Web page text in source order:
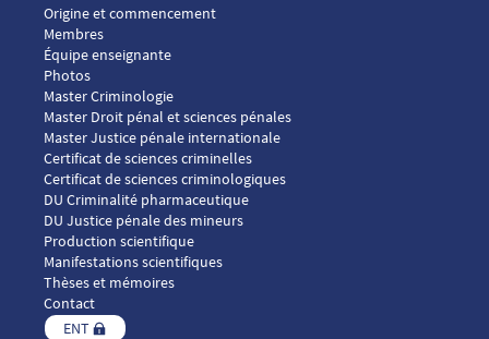
Menu footer ICP 1
Origine et commencement
Membres
Équipe enseignante
Photos
Menu footer ICP 2
Master Criminologie
Master Droit pénal et sciences pénales
Master Justice pénale internationale
Menu footer ICP 3
Certificat de sciences criminelles
Certificat de sciences criminologiques
DU Criminalité pharmaceutique
DU Justice pénale des mineurs
Menu footer ICP 4
Production scientifique
Manifestations scientifiques
Thèses et mémoires
Contact
ENT